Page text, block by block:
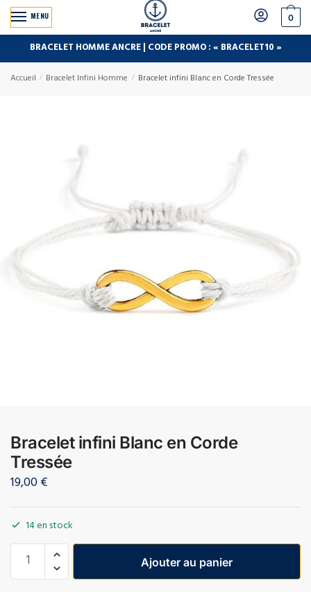
MENU 0
BRACELET HOMME ANCRE | CODE PROMO : « BRACELET10 »
Accueil / Bracelet Infini Homme / Bracelet infini Blanc en Corde Tressée
Bracelet infini Blanc en Corde
Tressée
19,00€
14 en stock
Ajouter au panier